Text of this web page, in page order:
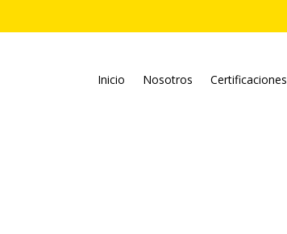
Inicio Nosotros Certificaciones